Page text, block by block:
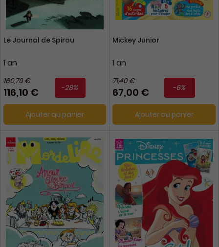
Le Journal de Spirou
1 an
160,70 €
116,10 € -28%
Ajouter au panier
Mickey Junior
1 an
71,40 €
67,00 € -6%
Ajouter au panier